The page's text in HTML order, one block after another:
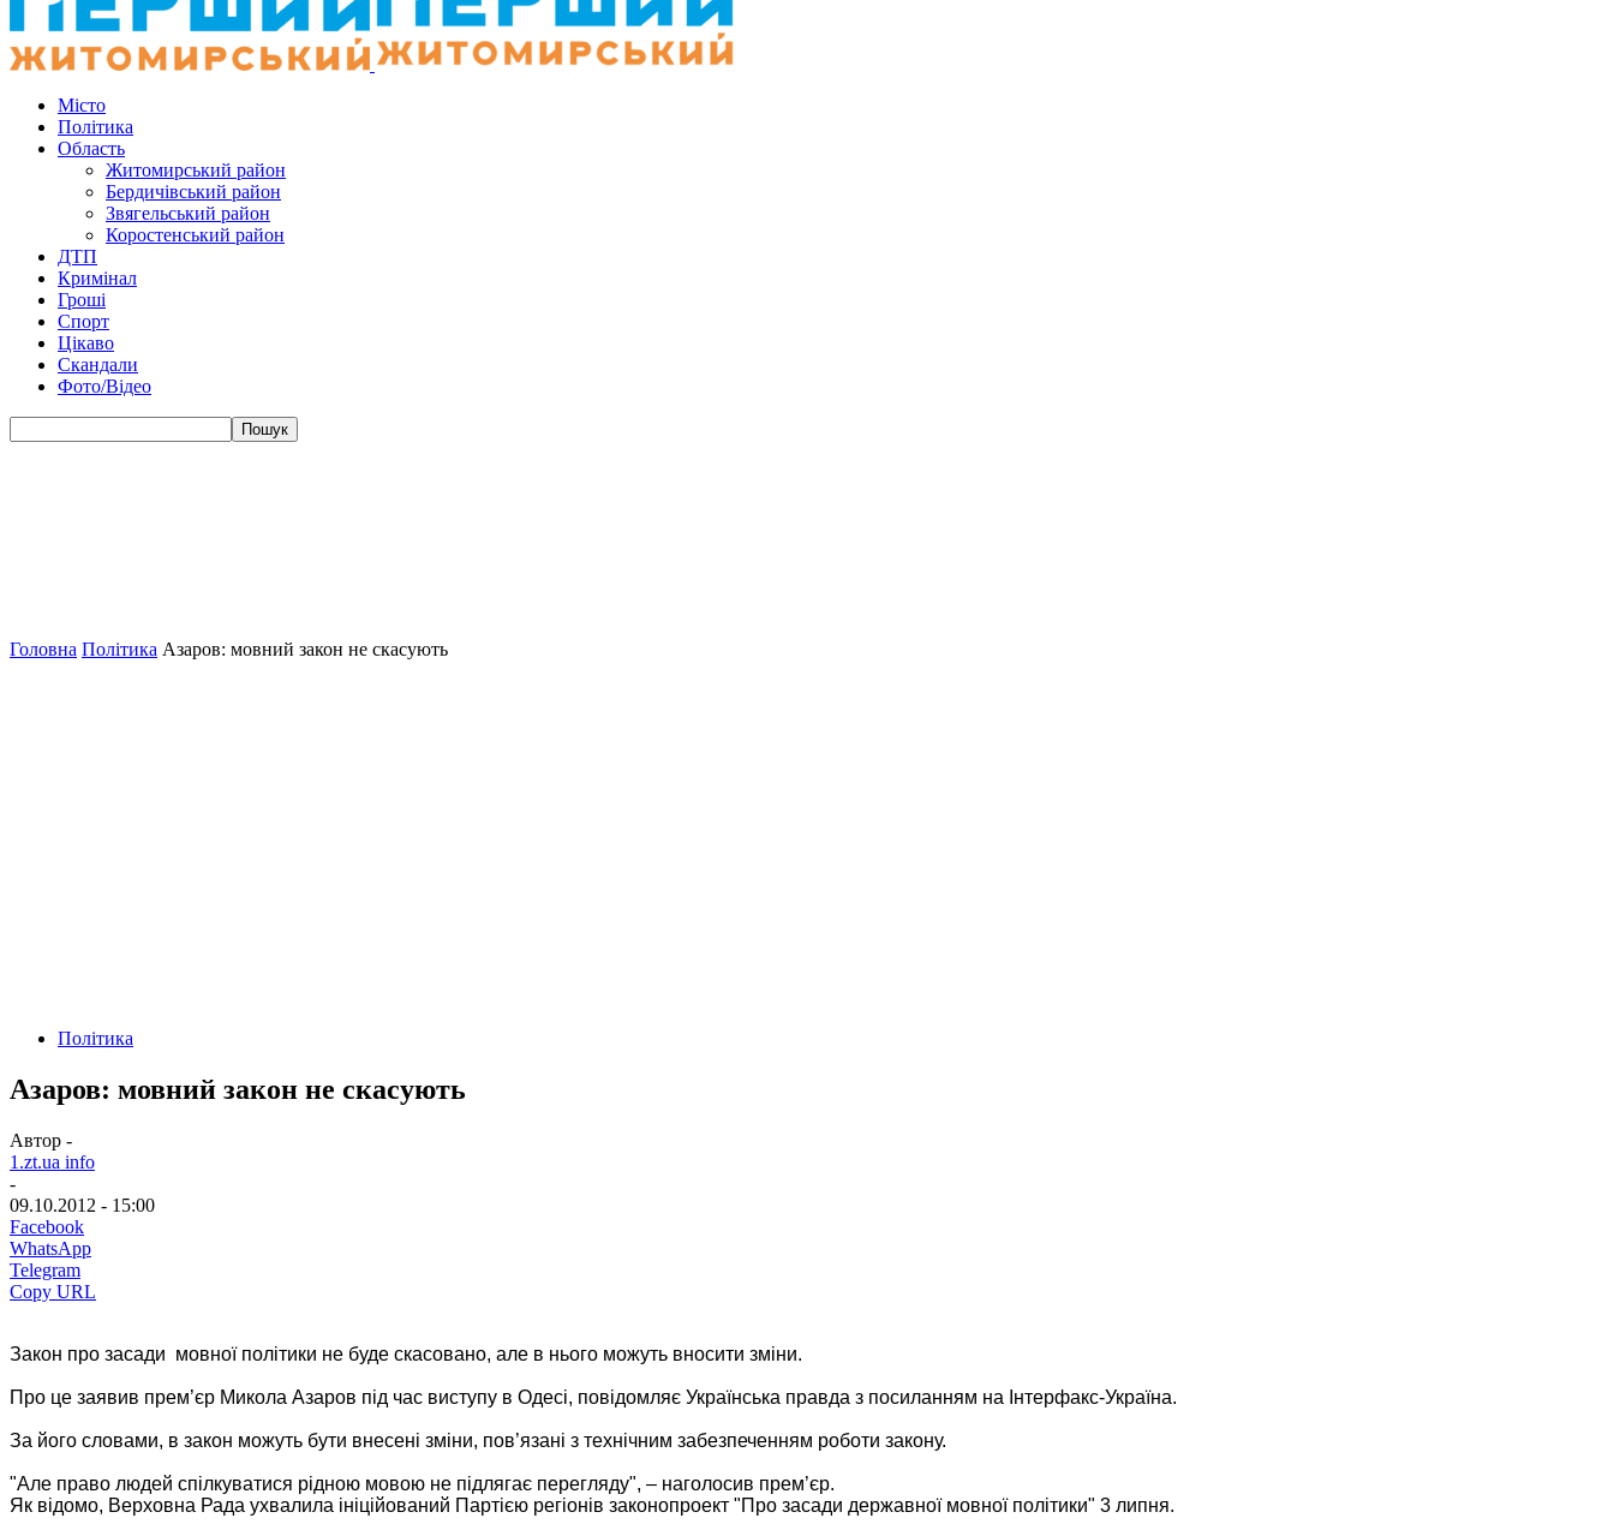
Місто
Політика
Область
Житомирський район
Бердичівський район
Звягельський район
Коростенський район
ДТП
Кримінал
Гроші
Спорт
Цікаво
Скандали
Фото/Відео
Головна Політика Азаров: мовний закон не скасують
Політика
Азаров: мовний закон не скасують
Автор -
1.zt.ua info
-
09.10.2012 - 15:00
Facebook
WhatsApp
Telegram
Copy URL
Закон про засади мовної політики не буде скасовано, але в нього можуть вносити зміни.
Про це заявив прем’єр Микола Азаров під час виступу в Одесі, повідомляє Українська правда з посиланням на Інтерфакс-Україна.
За його словами, в закон можуть бути внесені зміни, пов’язані з технічним забезпеченням роботи закону.
"Але право людей спілкуватися рідною мовою не підлягає перегляду", – наголосив прем’єр.
Як відомо, Верховна Рада ухвалила ініційований Партією регіонів законопроект "Про засади державної мовної політики" 3 липня.